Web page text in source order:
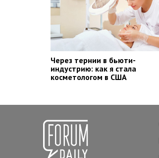
Через тернии в бьюти-
индустрию: как я стала
косметологом в США